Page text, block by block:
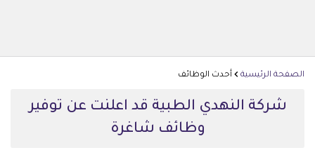
الصفحة الرئيسية أحدث الوظائف
شركة النهدي الطبية قد اعلنت عن توفير
وظائف شاغرة